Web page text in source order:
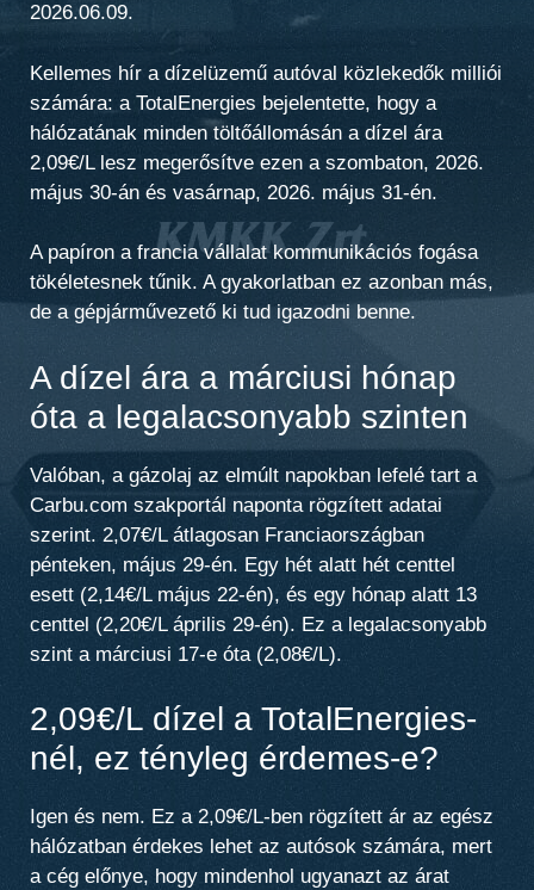
2026.06.09.
Kellemes hír a dízelüzemű autóval közlekedők milliói
számára: a TotalEnergies bejelentette, hogy a
hálózatának minden töltőállomásán a dízel ára
2,09€/L lesz megerősítve ezen a szombaton, 2026.
május 30-án és vasárnap, 2026. május 31-én.
A papíron a francia vállalat kommunikációs fogása
tökéletesnek tűnik. A gyakorlatban ez azonban más,
de a gépjárművezető ki tud igazodni benne.
A dízel ára a márciusi hónap
óta a legalacsonyabb szinten
Valóban, a gázolaj az elmúlt napokban lefelé tart a
Carbu.com szakportál naponta rögzített adatai
szerint. 2,07€/L átlagosan Franciaországban
pénteken, május 29-én. Egy hét alatt hét centtel
esett (2,14€/L május 22-én), és egy hónap alatt 13
centtel (2,20€/L április 29-én). Ez a legalacsonyabb
szint a márciusi 17-e óta(2,08€/L).
2,09€/L dízel a TotalEnergies-
nél, ez tényleg érdemes-e?
Igen és nem. Ez a 2,09€/L-ben rögzített ár az egész
hálózatban érdekes lehet az autósok számára, mert
a cég előnye, hogy mindenhol ugyanazt az árat